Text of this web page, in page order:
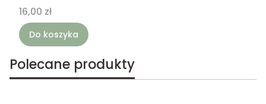
Cena
16,00 zł
Do koszyka
Polecane produkty